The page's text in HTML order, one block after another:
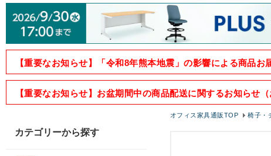
【重要なお知らせ】「令和8年熊本地震」の影響による商品お
【重要なお知らせ】お盆期間中の商品配送に関するお知らせ
オフィス家具通販TOP 椅子・
カテゴリーから探す